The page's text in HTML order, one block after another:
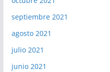
septiembre 2021
agosto 2021
julio 2021
junio 2021